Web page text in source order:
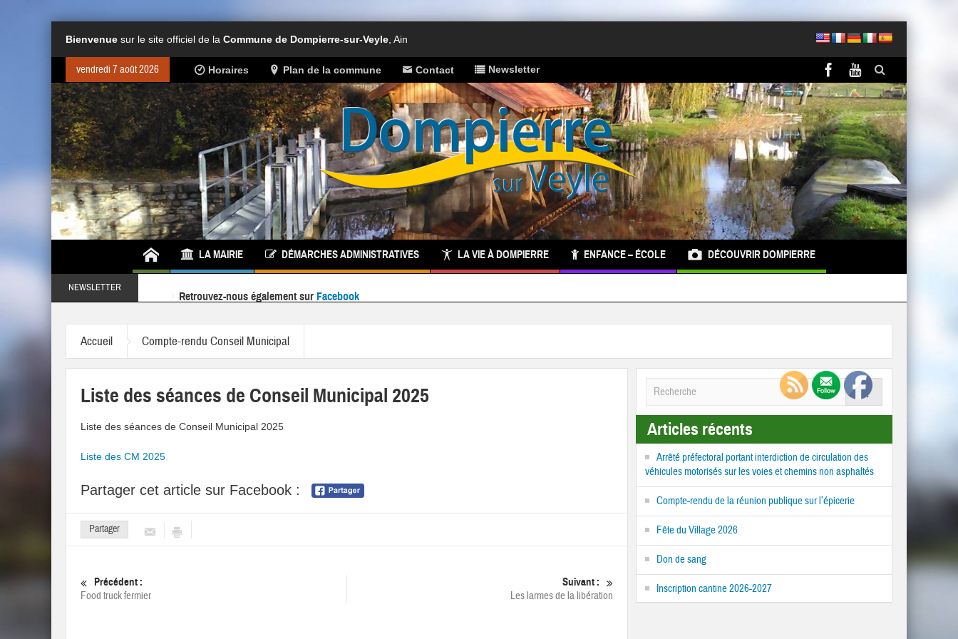
Bienvenue sur le site officiel de la Commune de Dompierre-sur-Veyle , Ain
vendredi 7 août 2026 Horaires Plan de la commune Contact Newsletter
LA MAIRIE DÉMARCHES ADMINISTRATIVES LA VIE À DOMPIERRE ENFANCE – ÉCOLE DÉCOUVRIR DOMPIERRE
NEWSLETTER
Accueil
Compte-rendu Conseil Municipal
Liste des séances de Conseil Municipal 2025
Liste des séances de Conseil Municipal 2025
Liste des CM 2025
Partager cet article sur Facebook :
Partager
Précédent :
Food truck fermier
Suivant :
Les larmes de la libération
Articles récents
Arrêté préfectoral portant interdiction de circulation des
véhicules motorisés sur les voies et chemins non asphaltés
Compte-rendu de la réunion publique sur l’épicerie
Fête du Village 2026
Don de sang
Inscription cantine 2026-2027